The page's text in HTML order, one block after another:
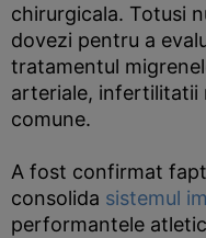
chirurgicala. Totusi
dovezi pentru a
tratamentul
arteriale, infertilitatii
comune.
A fost confirmat
consolida sistemul
performantele